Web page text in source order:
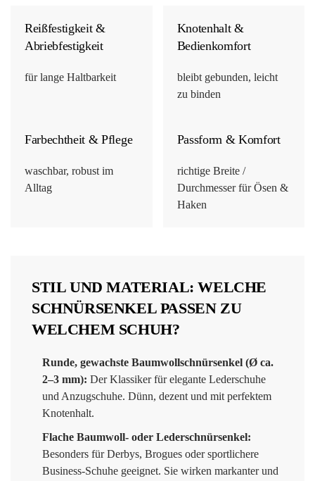
Reißfestigkeit &
Abriebfestigkeit
für lange Haltbarkeit
Knotenhalt &
Bedienkomfort
bleibt gebunden, leicht
zu binden
Farbechtheit & Pflege
waschbar, robust im
Alltag
Passform & Komfort
richtige Breite /
Durchmesser für Ösen &
Haken
STIL UND MATERIAL: WELCHE
SCHNÜRSENKEL PASSEN ZU
WELCHEM SCHUH?
Runde, gewachste Baumwollschnürsenkel (Ø ca.
2–3 mm): Der Klassiker für elegante Lederschuhe
und Anzugschuhe. Dünn, dezent und mit perfektem
Knotenhalt.
Flache Baumwoll- oder Lederschnürsenkel:
Besonders für Derbys, Brogues oder sportlichere
Business-Schuhe geeignet. Sie wirken markanter und